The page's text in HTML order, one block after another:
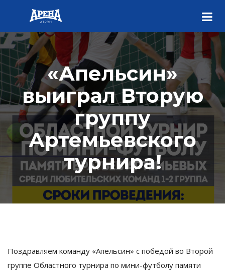
«Апельсин»
выиграл Вторую
группу
Артемьевского
турнира!
Поздравляем команду «Апельсин» с победой во Второй
группе Областного турнира по мини-футболу памяти